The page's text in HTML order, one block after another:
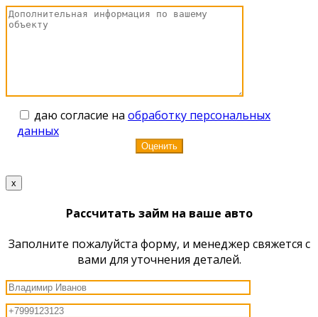
даю согласие на обработку персональных
данных
x
Рассчитать займ на ваше авто
Заполните пожалуйста форму, и менеджер свяжется с
вами для уточнения деталей.